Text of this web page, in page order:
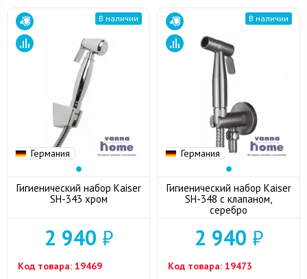
Германия
В наличии
Гигиенический набор Kaiser
SH-343 хром
2 940 ₽
Код товара: 19469
Германия
В наличии
Гигиенический набор Kaiser
SH-348 с клапаном,
серебро
2 940 ₽
Код товара: 19473